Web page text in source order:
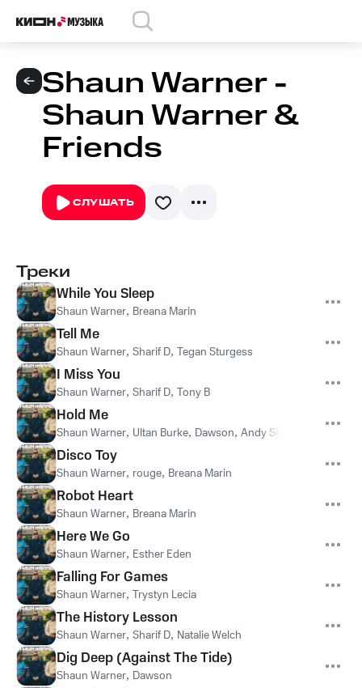
Shaun Warner -
Shaun Warner &
Friends
СЛУШАТЬ
Треки
While You Sleep
Shaun Warner, Breana Marin
Tell Me
Shaun Warner, Sharif D, Tegan Sturgess
I Miss You
Shaun Warner, Sharif D, Tony B
Hold Me
Shaun Warner, Ultan Burke, Dawson, Andy Silva
Disco Toy
Shaun Warner, rouge, Breana Marin
Robot Heart
Shaun Warner, Breana Marin
Here We Go
Shaun Warner, Esther Eden
Falling For Games
Shaun Warner, Trystyn Lecia
The History Lesson
Shaun Warner, Sharif D, Natalie Welch
Dig Deep (Against The Tide)
Shaun Warner, Dawson